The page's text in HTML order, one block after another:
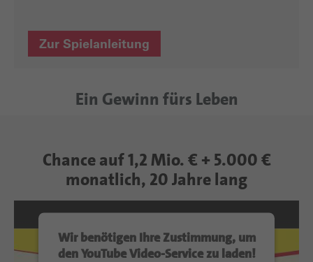
Zur Spielanleitung
Ein Gewinn fürs Leben
Chance auf 1,2 Mio. € + 5.000 €
monatlich, 20 Jahre lang
Wir benötigen Ihre Zustimmung, um
den YouTube Video-Service zu laden!